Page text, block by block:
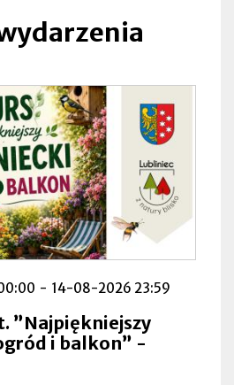
zakładce
- 14-08-2026 23:59
”Najpiękniejszy
i balkon” -